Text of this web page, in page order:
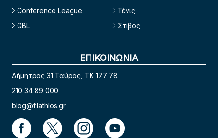
Conference League
GBL
Τένις
Στίβος
ΕΠΙΚΟΙΝΩΝΙΑ
Δήμητρος 31 Ταύρος, TK 177 78
210 34 89 000
blog@filathlos.gr